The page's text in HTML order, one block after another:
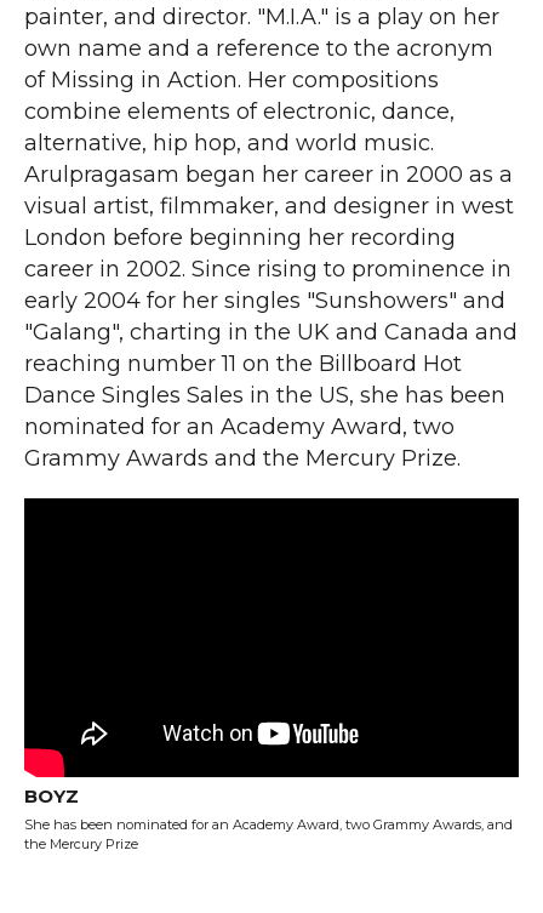
painter, and director. "M.I.A." is a play on her
own name and a reference to the acronym
of Missing in Action. Her compositions
combine elements of electronic, dance,
alternative, hip hop, and world music.
Arulpragasam began her career in 2000 as a
visual artist, filmmaker, and designer in west
London before beginning her recording
career in 2002. Since rising to prominence in
early 2004 for her singles "Sunshowers" and
"Galang", charting in the UK and Canada and
reaching number 11 on the Billboard Hot
Dance Singles Sales in the US, she has been
nominated for an Academy Award, two
Grammy Awards and the Mercury Prize.
BOYZ
She has been nominated for an Academy Award, two Grammy Awards, and
the Mercury Prize